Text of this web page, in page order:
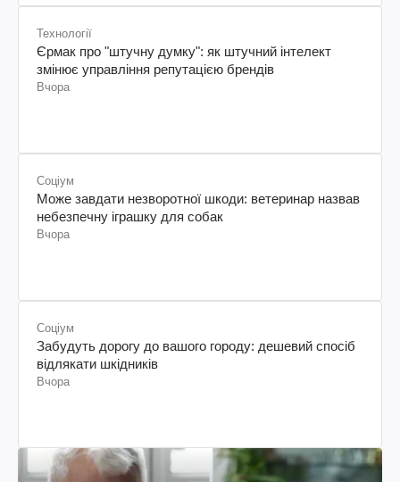
Технології
Єрмак про "штучну думку": як штучний інтелект
змінює управління репутацією брендів
Вчора
Соціум
Може завдати незворотної шкоди: ветеринар назвав
небезпечну іграшку для собак
Вчора
Соціум
Забудуть дорогу до вашого городу: дешевий спосіб
відлякати шкідників
Вчора